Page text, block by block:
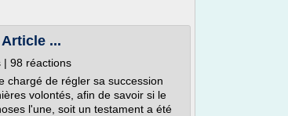
...
| 98 réactions
chargé de régler sa succession
volontés, afin de savoir si le
l'une, soit un testament a été